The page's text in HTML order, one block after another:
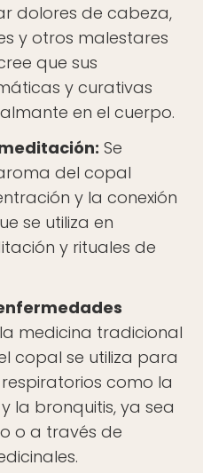
dolores de cabeza,
y otros malestares
que sus
y curativas
en el cuerpo.
Se
del copal
y la conexión
se utiliza en
y rituales de
la medicina tradicional
copal se utiliza para
como la
la bronquitis, ya sea
o a través de